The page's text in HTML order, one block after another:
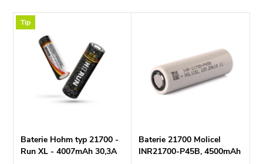
Tip
Baterie Hohm typ 21700 -
Run XL - 4007mAh 30,3A
Baterie 21700 Molicel
INR21700-P45B, 4500mAh